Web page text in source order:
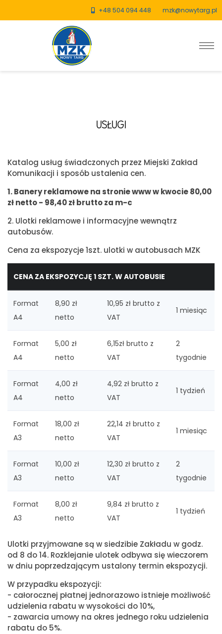
+48 504 094 448 mzk@nowytarg.pl
USŁUGI
Katalog usług świadczonych przez Miejski Zakład
Komunikacji i sposób ustalenia cen.
1. Banery reklamowe na stronie www w kwocie 80,00
zł netto - 98,40 zł brutto za m-c
2. Ulotki reklamowe i informacyjne wewnątrz
autobusów.
Cena za ekspozycje 1szt. ulotki w autobusach MZK
CENA ZA EKSPOZYCJĘ 1 SZT. W AUTOBUSIE
Format
A4
8,90 zł
netto
10,95 zł brutto z
VAT
1 miesiąc
Format
A4
5,00 zł
netto
6,15zł brutto z
VAT
2
tygodnie
Format
A4
4,00 zł
netto
4,92 zł brutto z
VAT
1 tydzień
Format
A3
18,00 zł
netto
22,14 zł brutto z
VAT
1 miesiąc
Format
A3
10,00 zł
netto
12,30 zł brutto z
VAT
2
tygodnie
Format
A3
8,00 zł
netto
9,84 zł brutto z
VAT
1 tydzień
Ulotki przyjmowane są w siedzibie Zakładu w godz.
od 8 do 14. Rozklejanie ulotek odbywa się wieczorem
w dniu poprzedzającym ustalony termin ekspozycji.
W przypadku ekspozycji:
- całorocznej płatnej jednorazowo istnieje możliwość
udzielenia rabatu w wysokości do 10%,
- zawarcia umowy na okres jednego roku udzielenia
rabatu do 5%.